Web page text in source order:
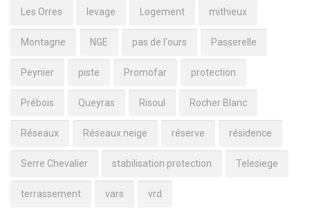
Les Orres levage Logement mithieux
Montagne NGE pas de l'ours Passerelle
Peynier piste Promofar protection
Prébois Queyras Risoul Rocher Blanc
Réseaux Réseaux neige réserve résidence
Serre Chevalier stabilisation protection Telesiege
terrassement vars vrd